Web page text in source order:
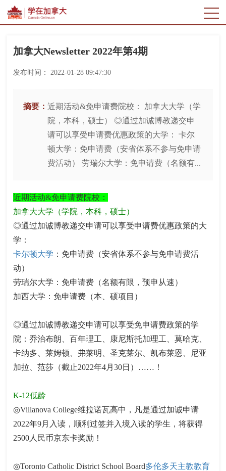
加拿大Newsletter 2022年第4期
发布时间： 2022-01-28 09:47:30
摘要：近期活动&免申请费院校： 加拿大大学（学
院，本科，硕士） ◎通过加诚博教递交申
请可以享受申请费优惠政策的大学： 卡尔
顿大学：免申请费（安省体系不参与免申请
费活动） 劳瑞尔大学：免申请费（名额有...
近期活动&免申请费院校：
加拿大大学（学院，本科，硕士）
◎通过加诚博教递交申请可以享受申请费优惠政策的大
学：
卡尔顿大学 ：免申请费（安省体系不参与免申请费活
动）
劳瑞尔大学：免申请费（名额有限，预申从速）
加西大学：免申请费（本、硕项目）
◎通过加诚博教递交申请可以享受免申请费政策的学
院：乔治布朗、百年理工、康尼斯托加理工、莫哈克、
卡纳多、莱姆顿、弗莱明、圣克莱尔、凯布莱恩、尼亚
加拉、范莎（截止2022年4月30日）……！
K-12低龄
◎Villanova College维拉诺瓦高中，凡是通过加诚申请
2022年9月入读，顺利过签并入境入读的学生，将获得
2500人民币京东卡奖励！
◎Toronto Catholic District School Board多伦多天主教教育